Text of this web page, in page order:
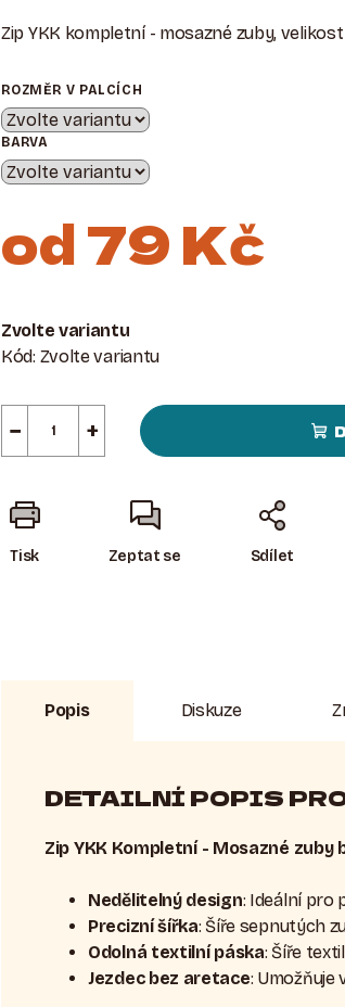
Zip YKK kompletní - mosazné zuby,
ROZMĚR V PALCÍCH
BARVA
od79 Kč
cena:
Zvolte variantu
Kód: Zvolte variantu
+
−
Tisk Zeptat se Sdílet
Popis Diskuze
DETAILNÍ POPIS
Zip YKK Kompletní - Mosazné zuby
Nedělitelný design: Ideální pro
Precizní šířka: Šíře sepnutých
Odolná textilní páska: Šíře
Jezdec bez aretace: Umožňuje